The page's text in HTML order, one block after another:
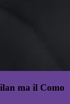
ma il Como